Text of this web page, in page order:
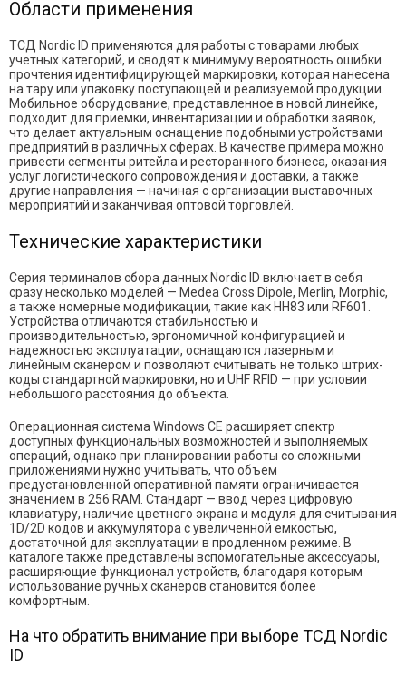
Области применения
ТСД Nordic ID применяются для работы с товарами любых
учетных категорий, и сводят к минимуму вероятность ошибки
прочтения идентифицирующей маркировки, которая нанесена
на тару или упаковку поступающей и реализуемой продукции.
Мобильное оборудование, представленное в новой линейке,
подходит для приемки, инвентаризации и обработки заявок,
что делает актуальным оснащение подобными устройствами
предприятий в различных сферах. В качестве примера можно
привести сегменты ритейла и ресторанного бизнеса, оказания
услуг логистического сопровождения и доставки, а также
другие направления — начиная с организации выставочных
мероприятий и заканчивая оптовой торговлей.
Технические характеристики
Серия терминалов сбора данных Nordic ID включает в себя
сразу несколько моделей — Medea Cross Dipole, Merlin, Morphic,
а также номерные модификации, такие как HH83 или RF601.
Устройства отличаются стабильностью и
производительностью, эргономичной конфигурацией и
надежностью эксплуатации, оснащаются лазерным и
линейным сканером и позволяют считывать не только штрих-
коды стандартной маркировки, но и UHF RFID — при условии
небольшого расстояния до объекта.
Операционная система Windows CE расширяет спектр
доступных функциональных возможностей и выполняемых
операций, однако при планировании работы со сложными
приложениями нужно учитывать, что объем
предустановленной оперативной памяти ограничивается
значением в 256 RAM. Стандарт — ввод через цифровую
клавиатуру, наличие цветного экрана и модуля для считывания
1D/2D кодов и аккумулятора с увеличенной емкостью,
достаточной для эксплуатации в продленном режиме. В
каталоге также представлены вспомогательные аксессуары,
расширяющие функционал устройств, благодаря которым
использование ручных сканеров становится более
комфортным.
На что обратить внимание при выборе ТСД Nordic
ID